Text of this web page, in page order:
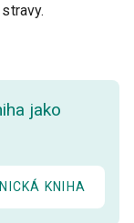
jako
KNIHA